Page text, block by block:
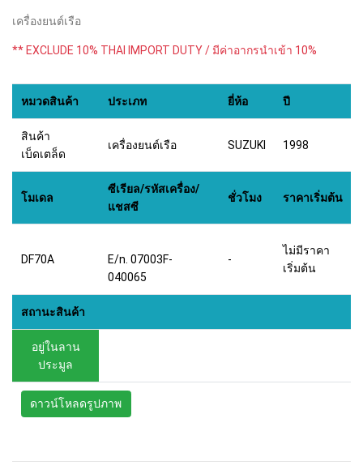
เครื่องยนต์เรือ
** EXCLUDE 10% THAI IMPORT DUTY / มีค่าอากรนำเข้า 10%
หมวดสินค้า ประเภท ยี่ห้อ ปี
สินค้า
เบ็ดเตล็ด
เครื่องยนต์เรือ SUZUKI 1998
โมเดล
ซีเรียล/รหัสเครื่อง/
แชสซี
ชั่วโมง ราคาเริ่มต้น
DF70A
E/n. 07003F-
040065
-
ไม่มีราคา
เริ่มต้น
สถานะสินค้า
อยู่ในลาน
ประมูล
ดาวน์โหลดรูปภาพ